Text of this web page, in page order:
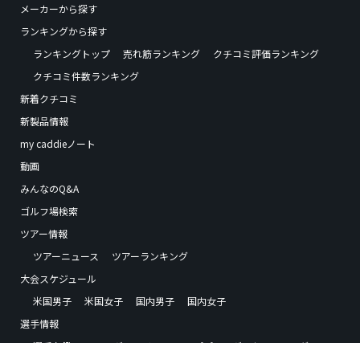
メーカーから探す
ランキングから探す
ランキングトップ
売れ筋ランキング
クチコミ評価ランキング
クチコミ件数ランキング
新着クチコミ
新製品情報
my caddieノート
動画
みんなのQ&A
ゴルフ場検索
ツアー情報
ツアーニュース
ツアーランキング
大会スケジュール
米国男子
米国女子 国内男子
国内女子
選手情報